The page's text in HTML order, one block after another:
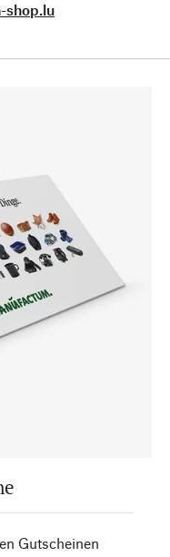
shop.lu
Gutscheinen